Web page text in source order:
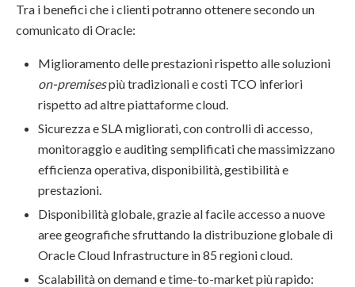
Tra i benefici che i clienti potranno ottenere secondo un
comunicato di Oracle:
Miglioramento delle prestazioni rispetto alle soluzioni
on-premisespiù tradizionali e costi TCO inferiori
rispetto ad altre piattaforme cloud.
Sicurezza e SLA migliorati, con controlli di accesso,
monitoraggio e auditing semplificati che massimizzano
efficienza operativa, disponibilità, gestibilità e
prestazioni.
Disponibilità globale, grazie al facile accesso a nuove
aree geografiche sfruttando la distribuzione globale di
Oracle Cloud Infrastructure in 85 regioni cloud.
Scalabilità on demand e time-to-market più rapido: